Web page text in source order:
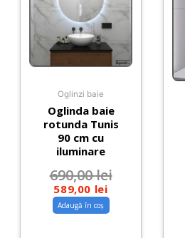
Oglinzi baie
Oglinda baie
rotunda Tunis
90 cm cu
iluminare
690,00lei
589,00 lei
Adaugă în coș